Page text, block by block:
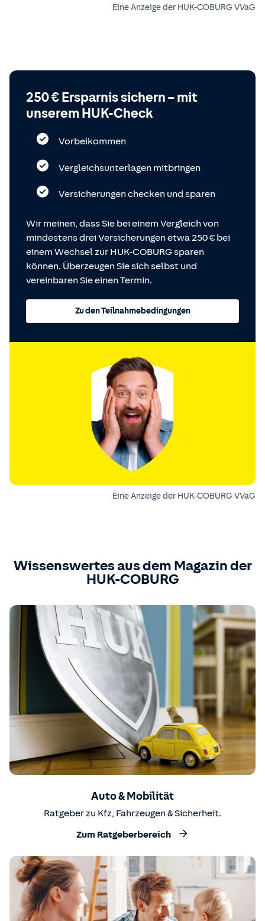
Eine Anzeige der HUK-COBURG VVaG
250 € Ersparnis sichern – mit
unserem HUK-Check
Vorbeikommen
Vergleichsunterlagen mitbringen
Versicherungen checken und sparen
Wir meinen, dass Sie bei einem Vergleich von
mindestens drei Versicherungen etwa 250 € bei
einem Wechsel zur HUK-COBURG sparen
können. Überzeugen Sie sich selbst und
vereinbaren Sie einen Termin.
Zu den Teilnahmebedingungen
Eine Anzeige der HUK-COBURG VVaG
Wissenswertes aus dem Magazin der
HUK-COBURG
Auto & Mobilität
Ratgeber zu Kfz, Fahrzeugen & Sicherheit.
Zum Ratgeberbereich